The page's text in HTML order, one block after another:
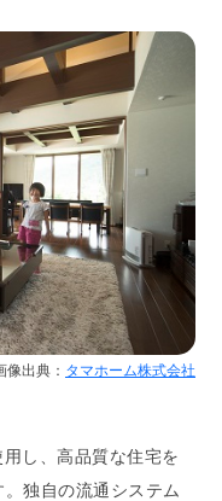
像出典： タマホーム株式会社
し、高品質な住宅を
独自の流通システム